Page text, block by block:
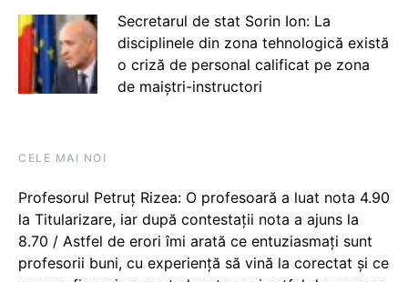
Secretarul de stat Sorin Ion: La
disciplinele din zona tehnologică există
o criză de personal calificat pe zona
de maiștri-instructori
CELE MAI NOI
Profesorul Petruț Rizea: O profesoară a luat nota 4.90
la Titularizare, iar după contestații nota a ajuns la
8.70 / Astfel de erori îmi arată ce entuziasmați sunt
profesorii buni, cu experiență să vină la corectat și ce